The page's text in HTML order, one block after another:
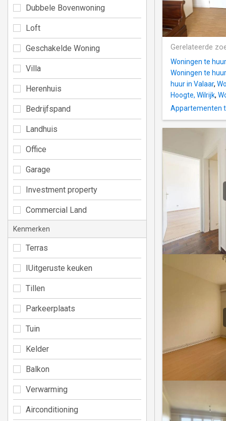
Gerelateerde
Woningen te
Woningen te huur
huur in Valaar,
Hoogte, Wilrijk,
Appartementen
Dubbele Bovenwoning
Loft
Geschakelde Woning
Villa
Herenhuis
Bedrijfspand
Landhuis
Office
Garage
Investment property
Commercial Land
Kenmerken
Terras
IUitgeruste keuken
Tillen
Parkeerplaats
Tuin
Kelder
Balkon
Verwarming
Airconditioning